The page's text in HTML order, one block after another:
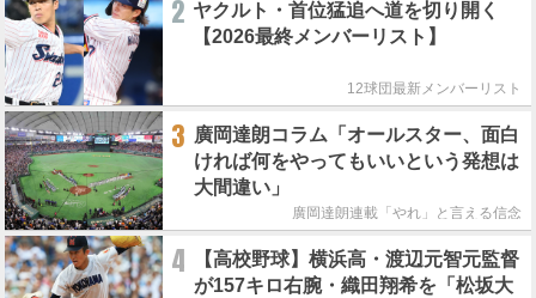
2 ヤクルト・首位猛追へ道を切り開く
【2026最終メンバーリスト】
12球団最新メンバーリスト
3 廣岡達朗コラム「オールスター、面白
ければ何をやってもいいという発想は
大間違い」
廣岡達朗連載「やれ」と言える信念
4
【高校野球】横浜高・渡辺元智元監督
が157キロ右腕・織田翔希を「松坂大